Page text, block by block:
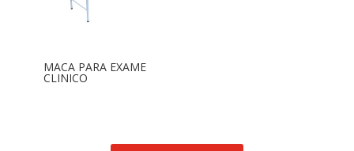
MACA PARA EXAME
CLINICO